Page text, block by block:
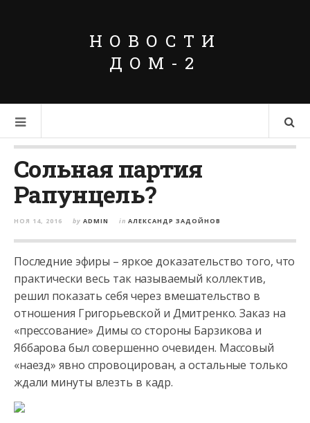
НОВОСТИ
ДОМ-2
Сольная партия
Рапунцель?
НОЯ 14, 2016 by ADMIN in АЛЕКСАНДР ЗАДОЙНОВ
Последние эфиры – яркое доказательство того, что
практически весь так называемый коллектив,
решил показать себя через вмешательство в
отношения Григорьевской и Дмитренко. Заказ на
«прессование» Димы со стороны Барзикова и
Яббарова был совершенно очевиден. Массовый
«наезд» явно спровоцирован, а остальные только
ждали минуты влезть в кадр.